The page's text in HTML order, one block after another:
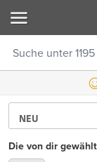
Die von dir